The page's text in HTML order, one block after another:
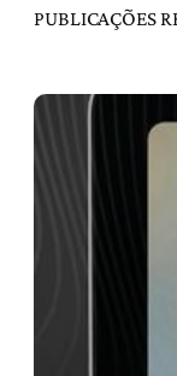
PUBLICAÇÕES